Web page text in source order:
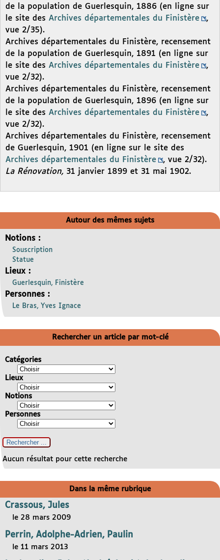
de la population de Guerlesquin, 1886 (en ligne sur
le site des Archives départementales du Finistère
,
vue 2/35).
Archives départementales du Finistère, recensement
de la population de Guerlesquin, 1891 (en ligne sur
le site des Archives départementales du Finistère
,
vue 2/32).
Archives départementales du Finistère, recensement
de la population de Guerlesquin, 1896 (en ligne sur
le site des Archives départementales du Finistère
,
vue 2/32).
Archives départementales du Finistère, recensement
de Guerlesquin, 1901 (en ligne sur le site des
Archives départementales du Finistère
, vue 2/32).
La Rénovation, 31 janvier 1899 et 31 mai 1902.
Autour des mêmes sujets
Notions :
Souscription
Statue
Lieux :
Guerlesquin, Finistère
Personnes :
Le Bras, Yves Ignace
Rechercher un article par mot-clé
Catégories
Lieux
Notions
Personnes
Aucun résultat pour cette recherche
Dans la même rubrique
Crassous, Jules
le 28 mars 2009
Perrin, Adolphe-Adrien, Paulin
le 11 mars 2013